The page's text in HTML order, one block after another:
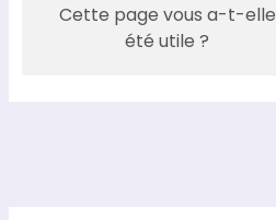
Cette page vous a-t-elle
été utile ?